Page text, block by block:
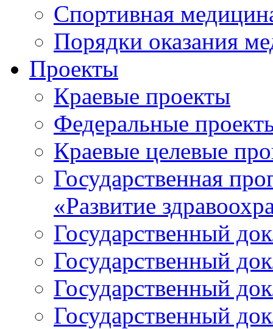
Спортивная
Порядки оказания
Проекты
Краевые проекты
Федеральные
Краевые целевые
Государственная
«Развитие
Государственный
Государственный
Государственный
Государственный